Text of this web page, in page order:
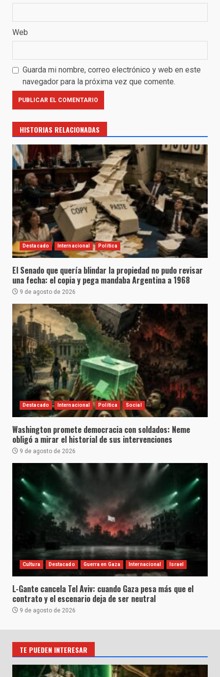
Web
Guarda mi nombre, correo electrónico y web en este
navegador para la próxima vez que comente.
HISTORIAS RELACIONADAS
Destacado Internacional Política
El Senado que quería blindar la propiedad no pudo revisar
una fecha: el copia y pega mandaba Argentina a 1968
9 de agosto de 2026
Destacado Internacional Política Social
Washington promete democracia con soldados: Neme
obligó a mirar el historial de sus intervenciones
9 de agosto de 2026
Cultura Destacado Guerra en Gaza Internacional Israel
L-Gante cancela Tel Aviv: cuando Gaza pesa más que el
contrato y el escenario deja de ser neutral
9 de agosto de 2026
TE PUEDEN INTERESAR